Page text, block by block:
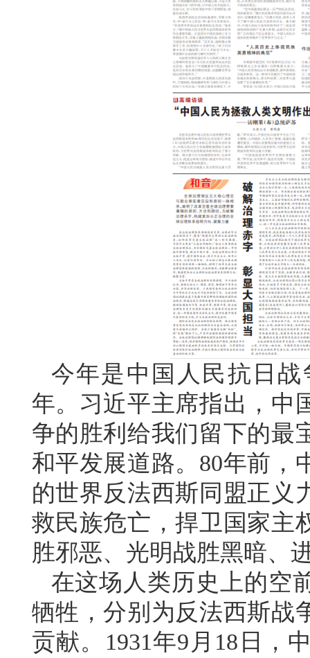
今年是中国人民抗日
年。习近平主席指出，中
争的胜利给我们留下的最
和平发展道路。80年前，
的世界反法西斯同盟正义
救民族危亡，捍卫国家主
胜邪恶、光明战胜黑暗、
在这场人类历史上的空
牺牲，分别为反法西斯战
贡献。1931年9月18日，